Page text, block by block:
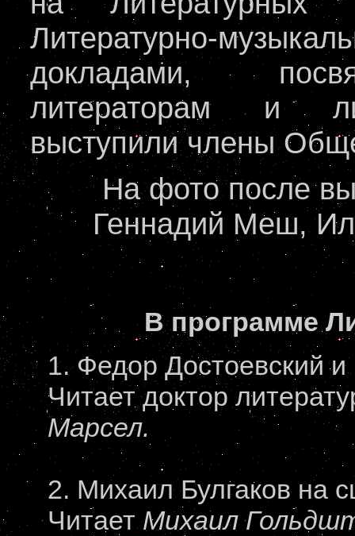
Литературно-
докладами,
литераторам и
выступили члены
На фото после
Геннадий Меш,
В программе
1. Федор Достоевский
Читает доктор
Марсел.
2. Михаил Булгаков на
ЧитаетМихаил